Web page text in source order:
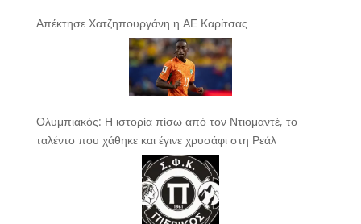
Απέκτησε Χατζηπουργάνη η ΑΕ Καρίτσας
Ολυμπιακός: Η ιστορία πίσω από τον Ντιομαντέ, το
ταλέντο που χάθηκε και έγινε χρυσάφι στη Ρεάλ